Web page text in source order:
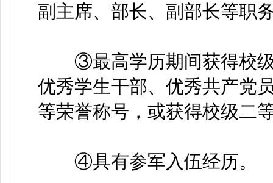
副主席、部长、副部长等职
③最高学历期间获得校级
优秀学生干部、优秀共产党
等荣誉称号，或获得校级二
④具有参军入伍经历。